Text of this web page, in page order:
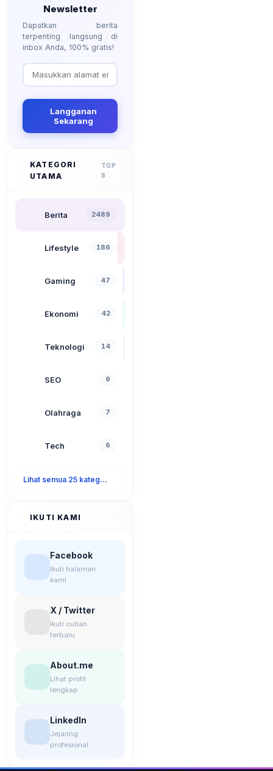
Newsletter
Dapatkan berita
terpenting langsung di
inbox Anda, 100% gratis!
Langganan
Sekarang
KATEGORI
UTAMA
TOP
8
Berita 2489
Lifestyle 186
Gaming 47
Ekonomi 42
Teknologi 14
SEO 9
Olahraga 7
Tech 6
Lihat semua 25 kategori
IKUTI KAMI
Facebook
Ikuti halaman
kami
X / Twitter
Ikuti cuitan
terbaru
About.me
Lihat profil
lengkap
LinkedIn
Jejaring
profesional